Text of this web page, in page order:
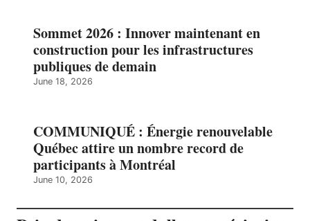
Sommet 2026 : Innover maintenant en
construction pour les infrastructures
publiques de demain
June 18, 2026
COMMUNIQUÉ : Énergie renouvelable
Québec attire un nombre record de
participants à Montréal
June 10, 2026